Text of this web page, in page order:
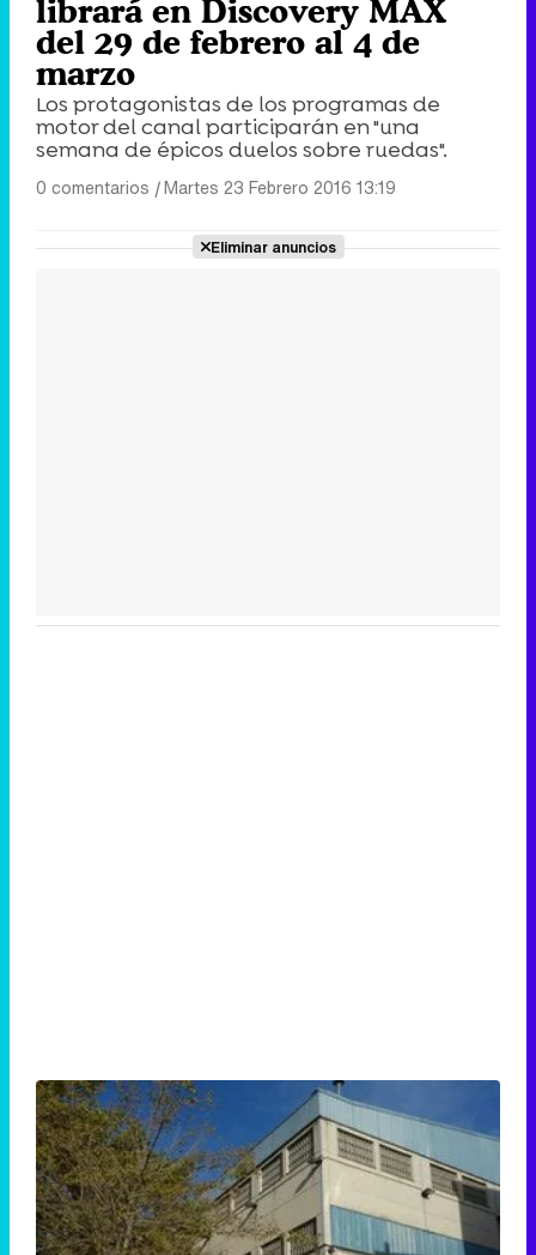
librará en Discovery MAX
del 29 de febrero al 4 de
marzo
Los protagonistas de los programas de
motor del canal participarán en "una
semana de épicos duelos sobre ruedas".
0 comentarios |Martes 23 Febrero 2016 13:19
Eliminar anuncios